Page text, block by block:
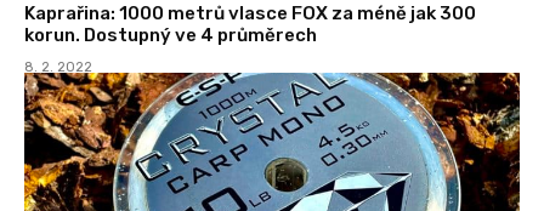
Kaprařina: 1000 metrů vlasce FOX za méně jak 300
korun. Dostupný ve 4 průměrech
8. 2. 2022